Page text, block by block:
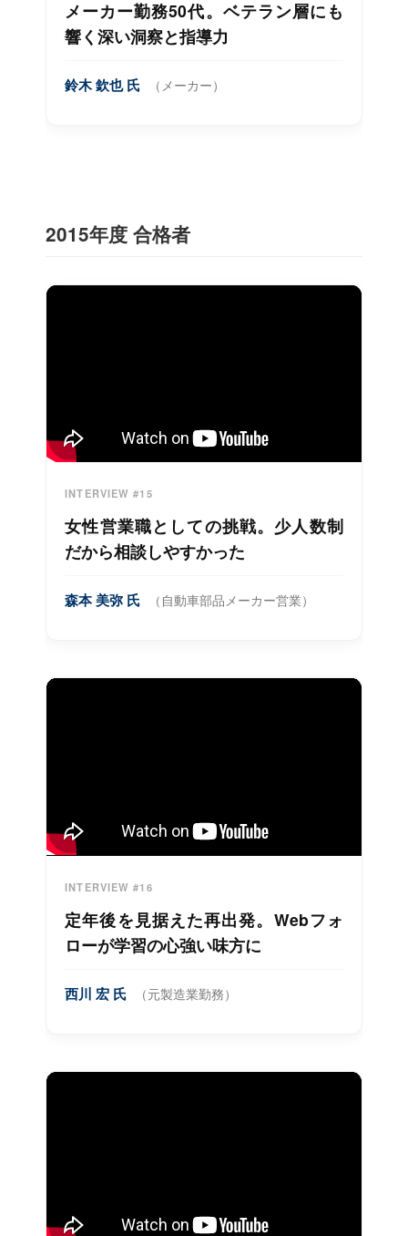
メーカー勤務50代。ベテラン層にも
響く深い洞察と指導力
鈴木 欽也 氏 （メーカー）
2015年度 合格者
INTERVIEW #15
女性営業職としての挑戦。少人数制
だから相談しやすかった
森本 美弥 氏 （自動車部品メーカー営業）
INTERVIEW #16
定年後を見据えた再出発。Webフォ
ローが学習の心強い味方に
西川 宏 氏 （元製造業勤務）